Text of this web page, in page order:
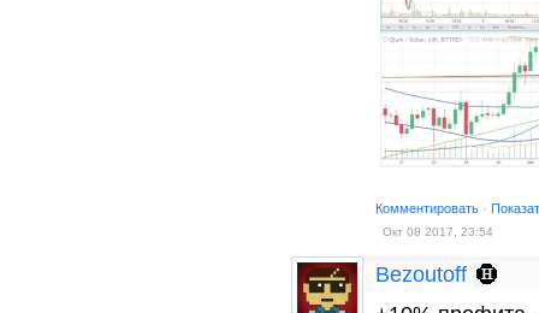
Комментировать ·
Окт 08 2017, 23:54
Bezoutoff